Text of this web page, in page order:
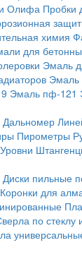
Олифа Пробки
химия
для
Эмаль
Эмаль
Эмаль пф-121
Дальномер
Пирометры
Уровни
Диски пильные
Коронки для
по стеклу